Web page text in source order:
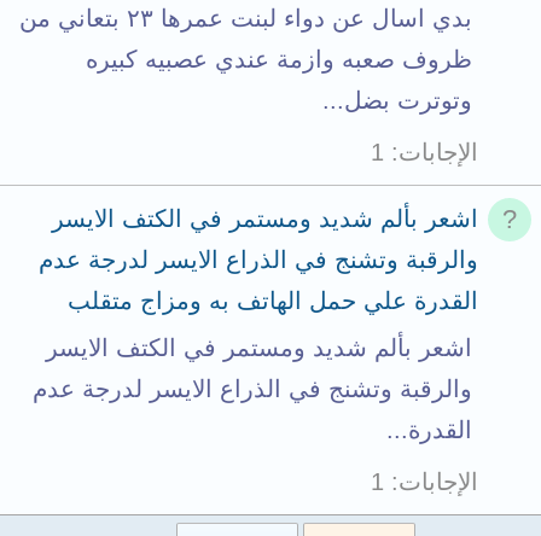
بدي اسال عن دواء لبنت عمرها ٢٣ بتعاني من
ظروف صعبه وازمة عندي عصبيه كبيره
وتوترت بضل...
الإجابات
1
اشعر بألم شديد ومستمر في الكتف الايسر
والرقبة وتشنج في الذراع الايسر لدرجة عدم
القدرة علي حمل الهاتف به ومزاج متقلب
اشعر بألم شديد ومستمر في الكتف الايسر
والرقبة وتشنج في الذراع الايسر لدرجة عدم
القدرة...
الإجابات
1